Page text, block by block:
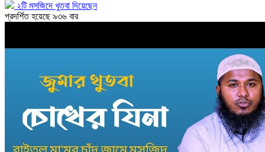
২টি মসজিদে খুতবা দিয়েছেন
প্রদর্শিত হয়েছে ৯৩৬ বার